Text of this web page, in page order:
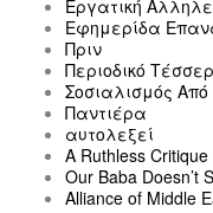
Εργατική
Εφημερίδα
Πριν
Περιοδικό
Σοσιαλισμός
Παντιέρα
αυτολεξεί
A Ruthless
Our Baba Doesn’t
Alliance of Middle